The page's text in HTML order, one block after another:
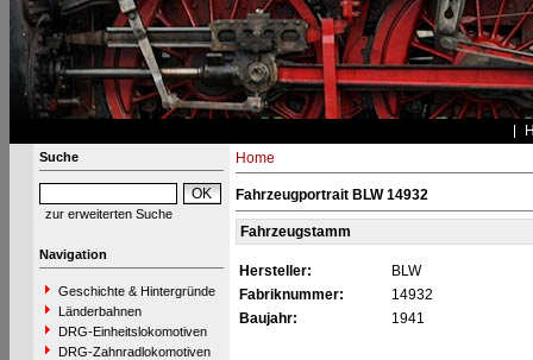
Suche
zur erweiterten Suche
Navigation
Geschichte & Hintergründe
Länderbahnen
DRG-Einheitslokomotiven
DRG-Zahnradlokomotiven
Home
Fahrzeugportrait BLW 14932
Fahrzeugstamm
Hersteller:
BLW
Fabriknummer:
14932
Baujahr:
1941